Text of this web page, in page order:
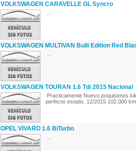
VOLKSWAGEN CARAVELLE GL Syncro
VOLKSWAGEN MULTIVAN Bulli Edition Red
VOLKSWAGEN TOURAN 1.6 Tdi 2015 Nacional
Practicamente Nuevo.poquisimos
perfecto estado. 12/2015 102.000
OPEL VIVARO 1.6 BiTurbo